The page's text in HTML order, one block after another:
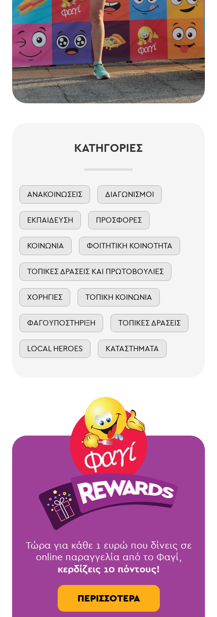
ΚΑΤΗΓΟΡΊΕΣ
ΑΝΑΚΟΙΝΏΣΕΙΣ ΔΙΑΓΩΝΙΣΜΟΊ
ΕΚΠΑΊΔΕΥΣΗ ΠΡΟΣΦΟΡΈΣ
ΚΟΙΝΩΝΊΑ ΦΟΙΤΗΤΙΚΉ ΚΟΙΝΌΤΗΤΑ
ΤΟΠΙΚΈΣ ΔΡΆΣΕΙΣ ΚΑΙ ΠΡΩΤΟΒΟΥΛΊΕΣ
ΧΟΡΗΓΊΕΣ ΤΟΠΙΚΉ ΚΟΙΝΩΝΊΑ
ΦΑΓΟΥΠΟΣΤΉΡΙΞΗ ΤΟΠΙΚΈΣ ΔΡΆΣΕΙΣ
LOCAL HEROES ΚΑΤΑΣΤΉΜΑΤΑ
Τώρα για κάθε 1 ευρώ που δίνεις σε
online παραγγελία από το Φαγί,
κερδίζεις 10 πόντους!
ΠΕΡΙΣΣΌΤΕΡΑ